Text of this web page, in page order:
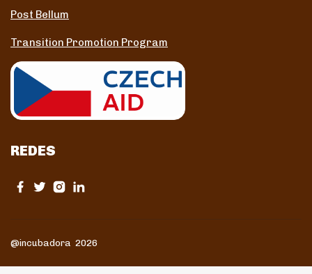
Post Bellum
Transition Promotion Program
REDES
@incubadora 2026